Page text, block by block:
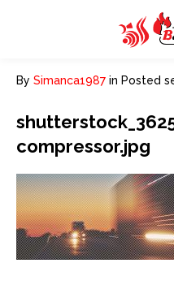
By Simanca1987 in Posted
compressor.jpg